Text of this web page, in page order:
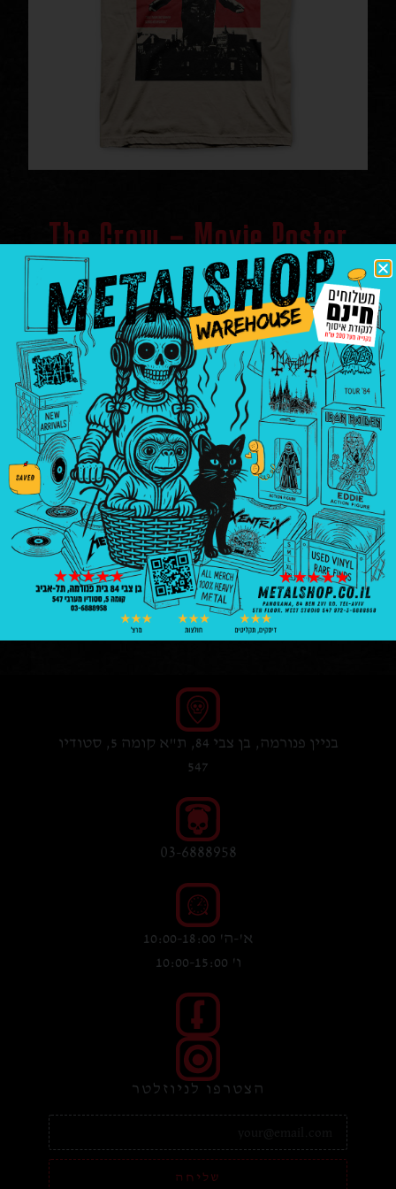
The Crow – Movie Poster
חולצות|חולצות ומרצ'נדייס
Movies \ Horror|the crow
₪ 90.00
–
₪100.00
M
L
XL
XXL
הוספה לסל
בניין פנורמה, בן צבי 84, ת"א קומה 5, סטודיו
547
03-6888958
א'-ה' 10:00-18:00
ו' 10:00-15:00
הצטרפו לניוזלטר
שליחה